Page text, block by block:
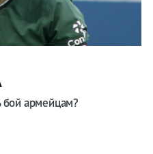
бой армейцам?